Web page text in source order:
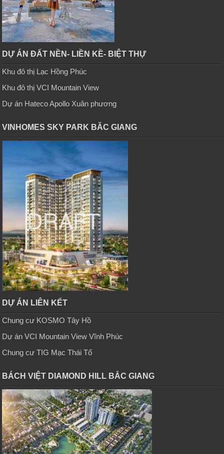
DỰ ÁN ĐẤT NỀN- LIỀN KỀ- BIỆT THỰ
Khu đô thị Lạc Hồng Phúc
Khu đô thị VCI Mountain View
Dự án Hateco Apollo Xuân phương
VINHOMES SKY PARK BĂC GIANG
DỰ ÁN LIÊN KẾT
Chung cư KOSMO Tây Hồ
Dự án VCI Mountain View Vĩnh Phúc
Chung cư TIG Mạc Thái Tổ
BÁCH VIỆT DIAMOND HILL BẮC GIANG